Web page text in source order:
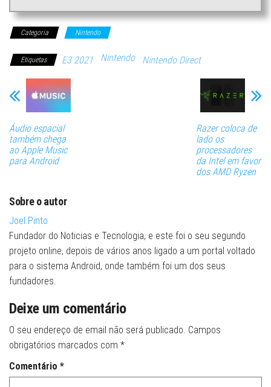
Categoria Nintendo
Etiquetas E3 2021 Nintendo Nintendo Direct
Áudio espacial
também chega
ao Apple Music
para Android
Razer coloca de
lado os
processadores
da Intel em favor
dos AMD Ryzen
Sobre o autor
Joel Pinto
Fundador do Noticias e Tecnologia, e este foi o seu segundo
projeto online, depois de vários anos ligado a um portal voltado
para o sistema Android, onde também foi um dos seus
fundadores.
Deixe um comentário
O seu endereço de email não será publicado. Campos
obrigatórios marcados com *
Comentário *